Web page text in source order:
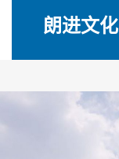
朗进文化